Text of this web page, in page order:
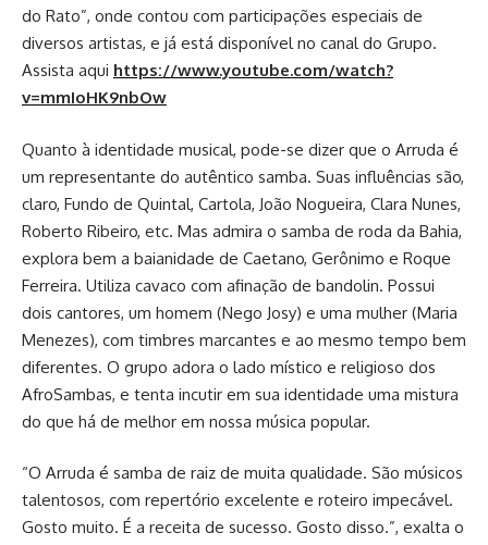
do Rato”, onde contou com participações especiais de
diversos artistas, e já está disponível no canal do Grupo.
Assista aqui https://www.youtube.com/watch?
v=mmIoHK9nbOw
Quanto à identidade musical, pode-se dizer que o Arruda é
um representante do autêntico samba. Suas influências são,
claro, Fundo de Quintal, Cartola, João Nogueira, Clara Nunes,
Roberto Ribeiro, etc. Mas admira o samba de roda da Bahia,
explora bem a baianidade de Caetano, Gerônimo e Roque
Ferreira. Utiliza cavaco com afinação de bandolin. Possui
dois cantores, um homem (Nego Josy) e uma mulher (Maria
Menezes), com timbres marcantes e ao mesmo tempo bem
diferentes. O grupo adora o lado místico e religioso dos
AfroSambas, e tenta incutir em sua identidade uma mistura
do que há de melhor em nossa música popular.
“O Arruda é samba de raiz de muita qualidade. São músicos
talentosos, com repertório excelente e roteiro impecável.
Gosto muito. É a receita de sucesso. Gosto disso.”, exalta o